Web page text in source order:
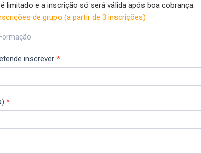
limitado e a inscrição só será válida após boa cobrança.
de grupo (a partir de 3 inscrições)
inscrever *
*